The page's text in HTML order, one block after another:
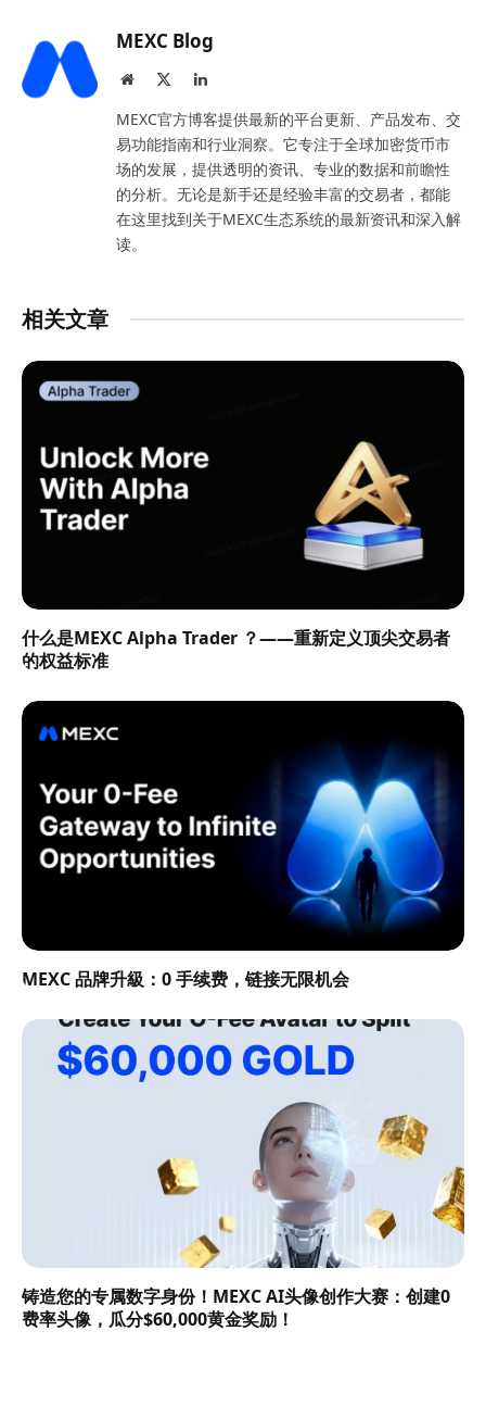
MEXC Blog
Website LinkedIn
MEXC官方博客提供最新的平台更新、产品发布、交
易功能指南和行业洞察。它专注于全球加密货币市
场的发展，提供透明的资讯、专业的数据和前瞻性
的分析。无论是新手还是经验丰富的交易者，都能
在这里找到关于MEXC生态系统的最新资讯和深入解
读。
相关文章
什么是MEXC Alpha Trader ？——重新定义顶尖交易者
的权益标准
MEXC 品牌升級：0 手续费，链接无限机会
铸造您的专属数字身份！MEXC AI头像创作大赛：创建0
费率头像，瓜分$60,000黄金奖励！